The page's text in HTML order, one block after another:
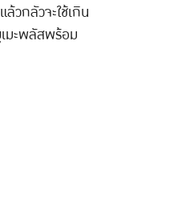
วกลัวจะใช้เกิน
เมะพลัสพร้อม